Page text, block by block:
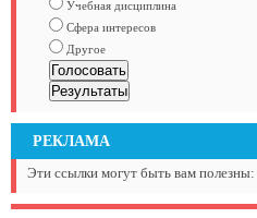
Учебная дисциплина
Сфера интересов
Другое
РЕКЛАМА
Эти ссылки могут быть вам полезны: